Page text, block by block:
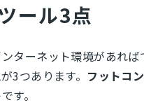
ール3点
ターネット環境があれ
3つあります。 フットコ
です。